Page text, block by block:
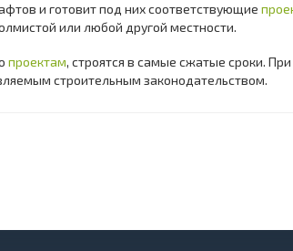
и готовит под них соответствующие
или любой другой местности.
проектам, строятся в самые сжатые сроки.
строительным законодательством.